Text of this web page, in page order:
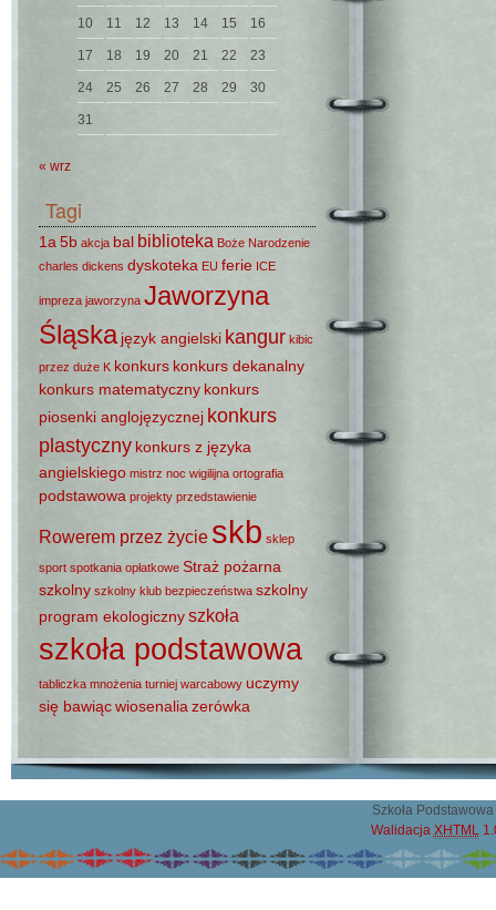
10 11 12 13 14 15 16
17 18 19 20 21 22 23
24 25 26 27 28 29 30
31
« wrz
Tagi
1a 5b akcja bal biblioteka Boże Narodzenie
charles dickens dyskoteka EU ferie ICE
impreza jaworzyna Jaworzyna
Śląska język angielski kangur kibic
przez duże K konkurs konkurs dekanalny
konkurs matematyczny konkurs
piosenki anglojęzycznej konkurs
plastyczny konkurs z języka
angielskiego mistrz noc wigilijna ortografia
podstawowa projekty przedstawienie
Rowerem przez życie skb sklep
sport spotkania opłatkowe Straż pożarna
szkolny szkolny klub bezpieczeństwa szkolny
program ekologicznyszkoła
szkoła podstawowa
tabliczka mnożenia turniej warcabowy uczymy
się bawiącwiosenalia zerówka
Szkoła
Walidacja XHTML